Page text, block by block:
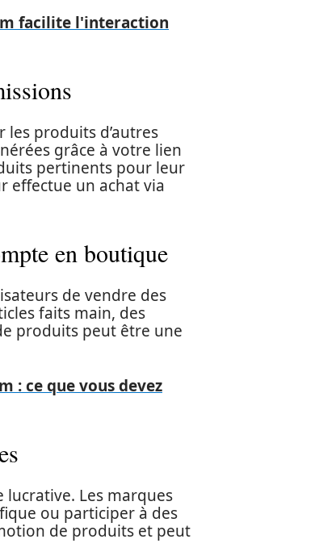
facilite l'interaction
produits d’autres
grâce à votre lien
pertinents pour leur
effectue un achat via
en boutique
de vendre des
faits main, des
produits peut être une
: ce que vous devez
Les marques
ou participer à des
de produits et peut